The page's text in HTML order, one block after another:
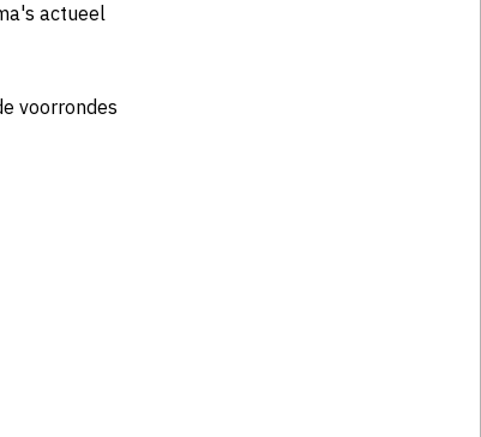
actueel
voorrondes